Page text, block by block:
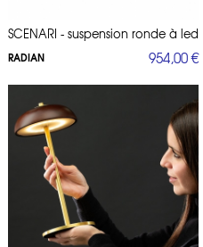
SCENARI - suspension ronde à led
RADIAN 954,00 €